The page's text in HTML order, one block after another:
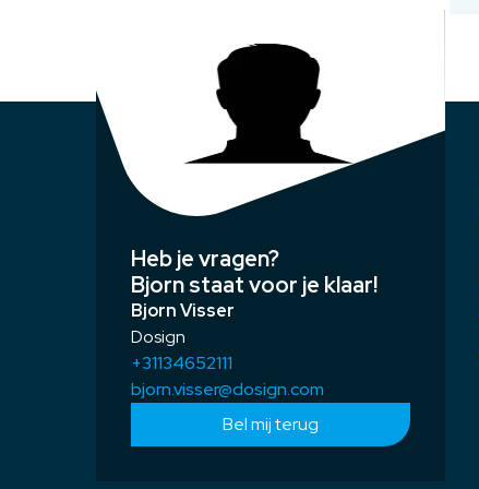
Heb je vragen?
Bjorn staat voor je klaar!
Bjorn Visser
Dosign
+31134652111
bjorn.visser@dosign.com
Bel mij terug